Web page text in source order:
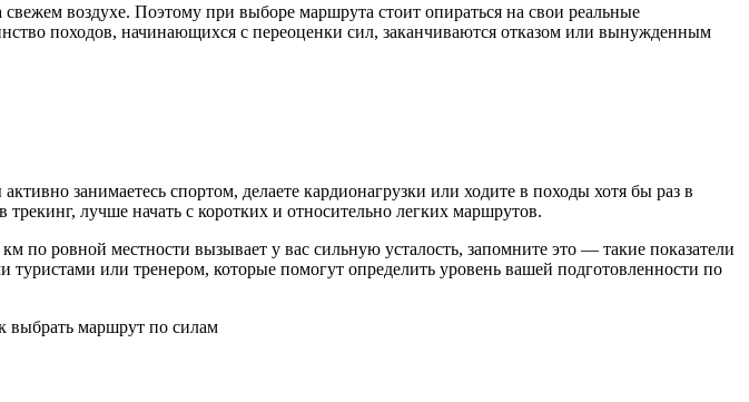
воздухе. Поэтому при выборе маршрута стоит опираться на свои реальные
походов, начинающихся с переоценки сил, заканчиваются отказом или вынужденным
занимаетесь спортом, делаете кардионагрузки или ходите в походы хотя бы раз в
лучше начать с коротких и относительно легких маршрутов.
ровной местности вызывает у вас сильную усталость, запомните это — такие показатели
или тренером, которые помогут определить уровень вашей подготовленности по